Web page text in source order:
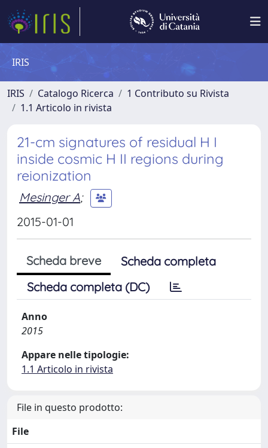
IRIS
IRIS Catalogo Ricerca
1 Contributo su Rivista
1.1 Articolo in rivista
21-cm signatures of residual H I
inside cosmic H II regions during
reionization
Mesinger A;
2015-01-01
Scheda breve
Scheda completa
Scheda completa (DC)
Anno
2015
Appare nelle tipologie:
1.1 Articolo in rivista
File in questo prodotto:
File